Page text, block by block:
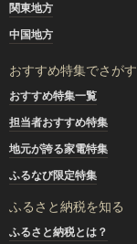
関東地方
中国地方
おすすめ特集でさがす
おすすめ特集一覧
担当者おすすめ特集
地元が誇る家電特集
ふるなび限定特集
ふるさと納税を知る
ふるさと納税とは？